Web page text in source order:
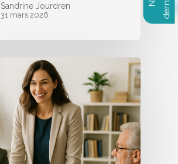
Sandrine Jourdren
31 mars 2026